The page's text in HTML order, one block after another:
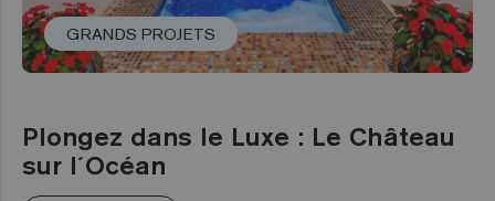
GRANDS PROJETS
Plongez dans le Luxe : Le Château
sur l´Océan